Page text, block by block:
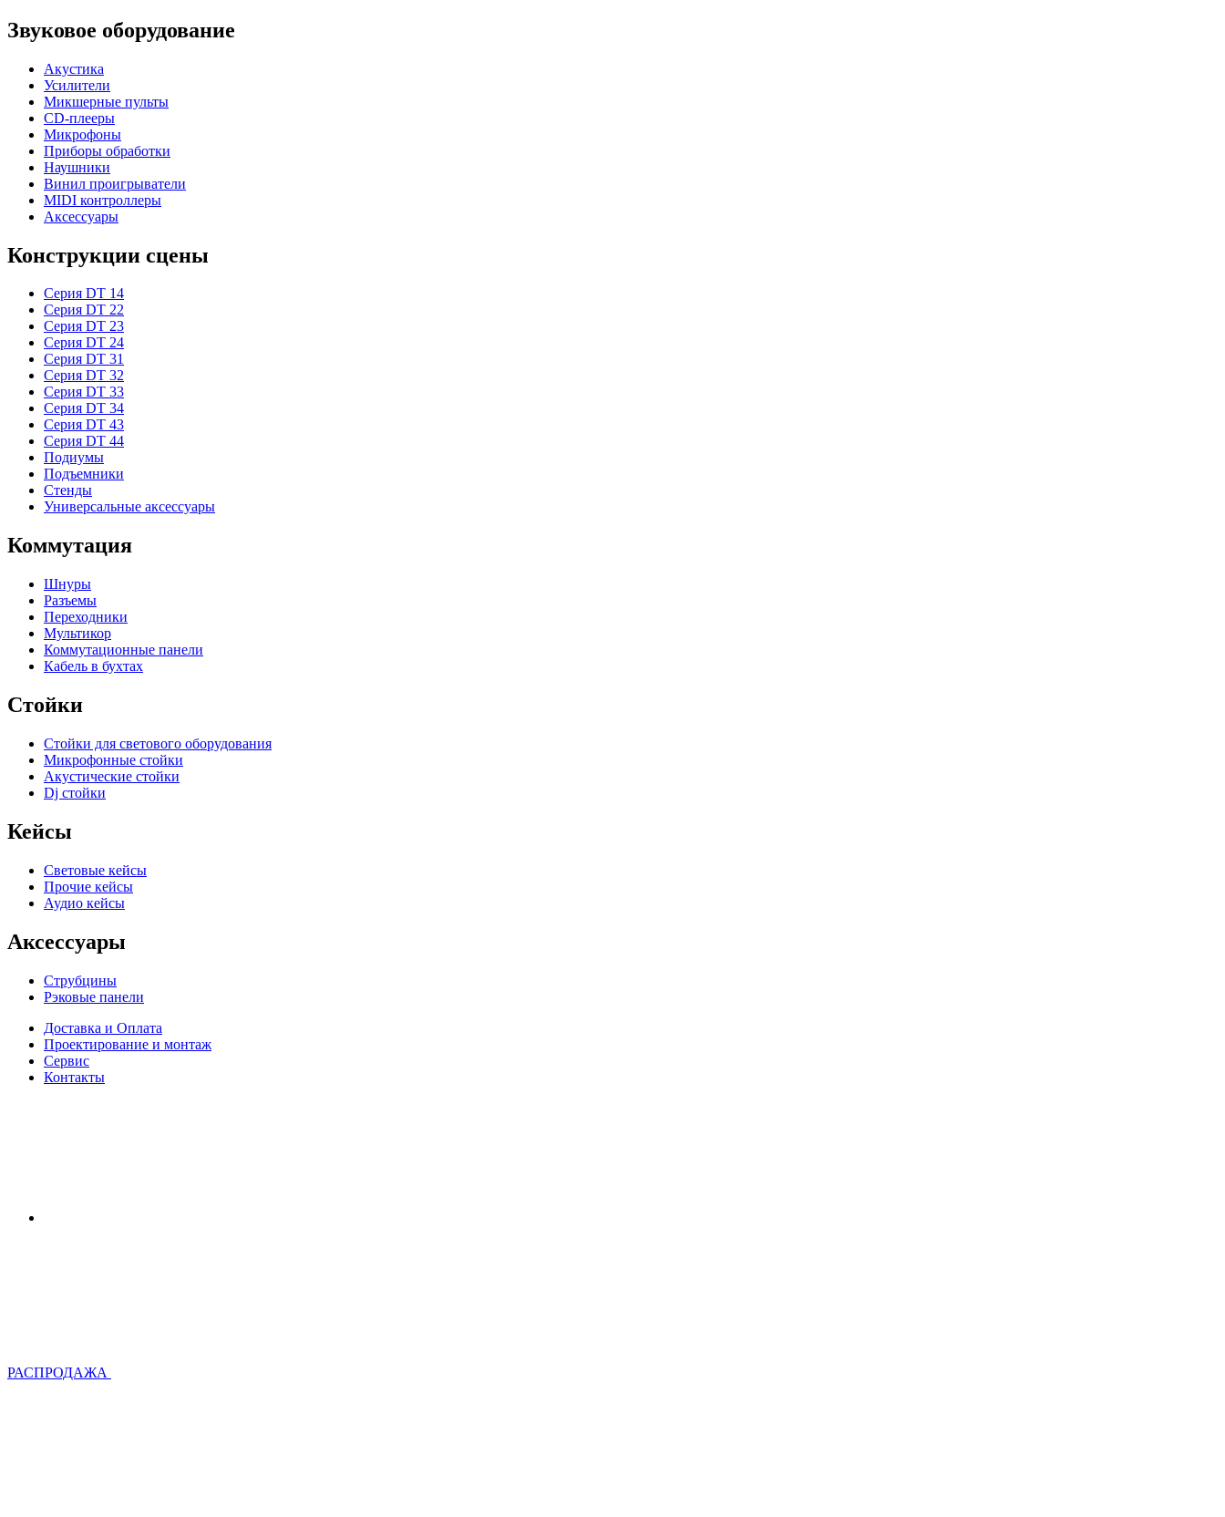
Звуковое оборудование
Акустика
Усилители
Микшерные пульты
CD-плееры
Микрофоны
Приборы обработки
Наушники
Винил проигрыватели
MIDI контроллеры
Аксессуары
Конструкции сцены
Серия DT 14
Серия DT 22
Серия DT 23
Серия DT 24
Серия DT 31
Серия DT 32
Серия DT 33
Серия DT 34
Серия DT 43
Серия DT 44
Подиумы
Подъемники
Стенды
Универсальные аксессуары
Коммутация
Шнуры
Разъемы
Переходники
Мультикор
Коммутационные панели
Кабель в бухтах
Стойки
Стойки для светового оборудования
Микрофонные стойки
Акустические стойки
Dj стойки
Кейсы
Световые кейсы
Прочие кейсы
Аудио кейсы
Аксессуары
Струбцины
Рэковые панели
Доставка и Оплата
Проектирование и монтаж
Сервис
Контакты
РАСПРОДАЖА